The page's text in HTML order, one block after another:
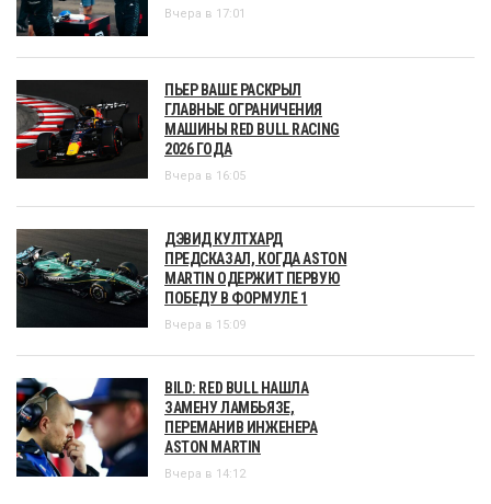
Вчера в 17:01
ПЬЕР ВАШЕ РАСКРЫЛ
ГЛАВНЫЕ ОГРАНИЧЕНИЯ
МАШИНЫ RED BULL RACING
2026 ГОДА
Вчера в 16:05
ДЭВИД КУЛТХАРД
ПРЕДСКАЗАЛ, КОГДА ASTON
MARTIN ОДЕРЖИТ ПЕРВУЮ
ПОБЕДУ В ФОРМУЛЕ 1
Вчера в 15:09
BILD: RED BULL НАШЛА
ЗАМЕНУ ЛАМБЬЯЗЕ,
ПЕРЕМАНИВ ИНЖЕНЕРА
ASTON MARTIN
Вчера в 14:12